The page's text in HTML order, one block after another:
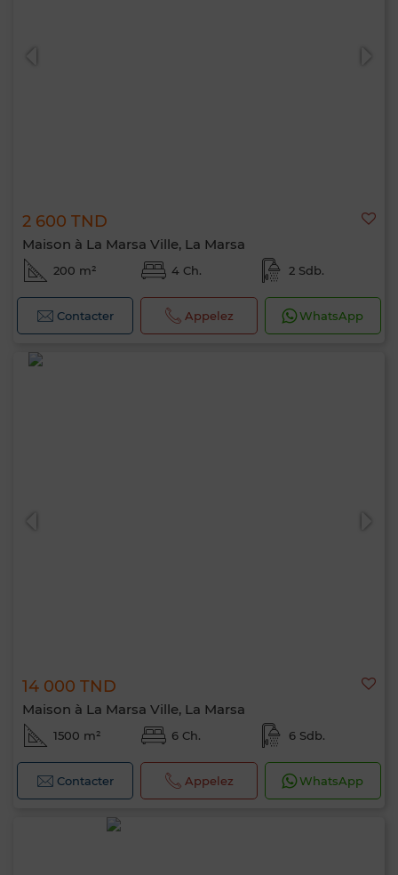
2 600 TND
Maison à La Marsa Ville, La Marsa
200 m² 4 Ch. 2 Sdb.
Contacter Appelez WhatsApp
14 000 TND
Maison à La Marsa Ville, La Marsa
1500 m² 6 Ch. 6 Sdb.
Contacter Appelez WhatsApp